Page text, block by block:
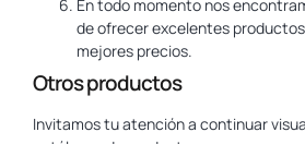
En todo momento nos
de ofrecer excelentes
mejores precios.
Otros productos
Invitamos tu atención a continuar